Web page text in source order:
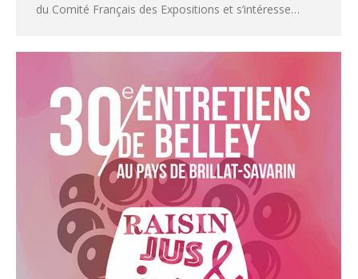
du Comité Français des Expositions et s’intéresse…